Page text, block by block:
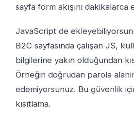
sayfa form akışını dakikalarca
JavaScript de
B2C sayfasında çalışan JS,
bilgilerine yakın olduğundan
Örneğin doğrudan parola
edemiyorsunuz. Bu güvenlik
kısıtlama.